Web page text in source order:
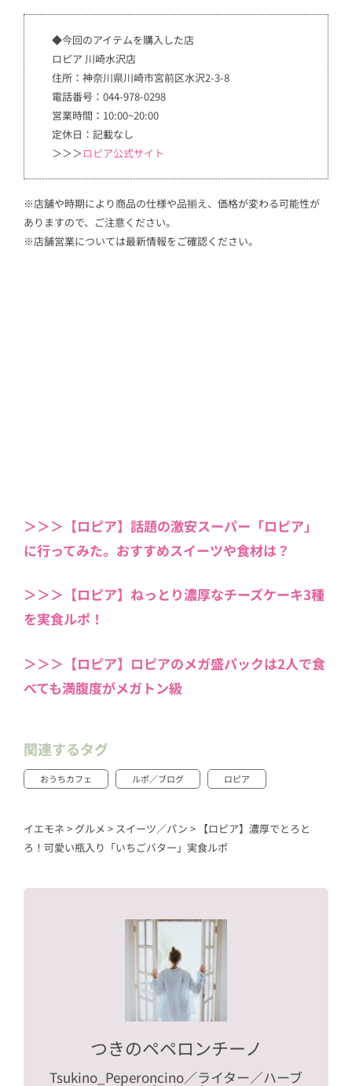
◆今回のアイテムを購入した店
ロピア 川崎水沢店
住所：神奈川県川崎市宮前区水沢2-3-8
電話番号：044-978-0298
営業時間：10:00~20:00
定休日：記載なし
＞＞＞ロピア公式サイト
※店舗や時期により商品の仕様や品揃え、価格が変わる可能性が
ありますので、ご注意ください。
※店舗営業については最新情報をご確認ください。
＞＞＞【ロピア】話題の激安スーパー「ロピア」
に行ってみた。おすすめスイーツや食材は？
＞＞＞【ロピア】ねっとり濃厚なチーズケーキ3種
を実食ルポ！
＞＞＞【ロピア】ロピアのメガ盛パックは2人で食
べても満腹度がメガトン級
関連するタグ
おうちカフェ ルポ／ブログ ロピア
イエモネ > グルメ > スイーツ／パン > 【ロピア】濃厚でとろと
ろ！可愛い瓶入り「いちごバター」実食ルポ
つきのペペロンチーノ
Tsukino_Peperoncino／ライター／ハーブ